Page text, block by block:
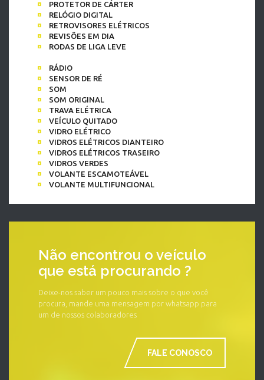
PROTETOR DE CÁRTER
RELÓGIO DIGITAL
RETROVISORES ELÉTRICOS
REVISÕES EM DIA
RODAS DE LIGA LEVE
RÁDIO
SENSOR DE RÉ
SOM
SOM ORIGINAL
TRAVA ELÉTRICA
VEÍCULO QUITADO
VIDRO ELÉTRICO
VIDROS ELÉTRICOS DIANTEIRO
VIDROS ELÉTRICOS TRASEIRO
VIDROS VERDES
VOLANTE ESCAMOTEÁVEL
VOLANTE MULTIFUNCIONAL
Não encontrou o veículo
que está procurando ?
Deixe-nos saber um pouco mais sobre o que você
procura, mande uma mensagem por whatsapp para
um de nossos colaboradores
FALE CONOSCO